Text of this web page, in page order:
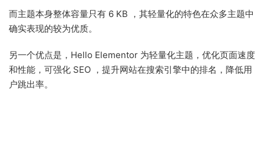
而主题本身整体容量只有 6 KB ，其轻量化的特色在众多主题中
确实表现的较为优质。
另一个优点是，Hello Elementor 为轻量化主题，优化页面速度
和性能，可强化 SEO ，提升网站在搜索引擎中的排名，降低用
户跳出率。